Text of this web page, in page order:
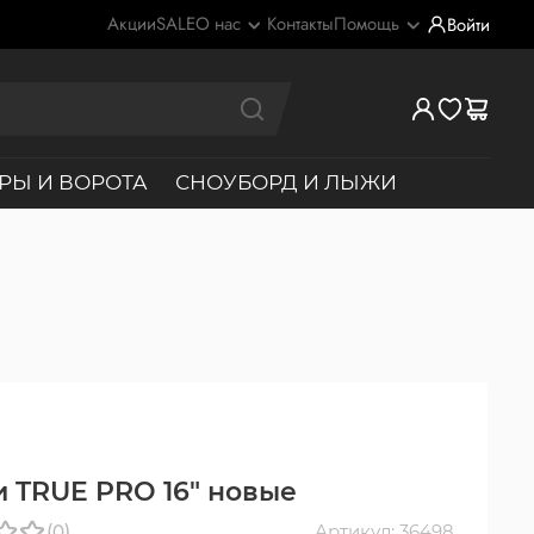
АкцииSALEО нас КонтактыПомощь Войти
И ВОРОТА СНОУБОРД И ЛЫЖИ
PRO 16" новые